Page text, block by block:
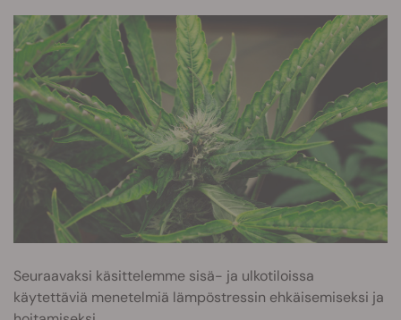
Seuraavaksi käsittelemme sisä- ja ulkotiloissa
käytettäviä menetelmiä lämpöstressin ehkäisemiseksi ja